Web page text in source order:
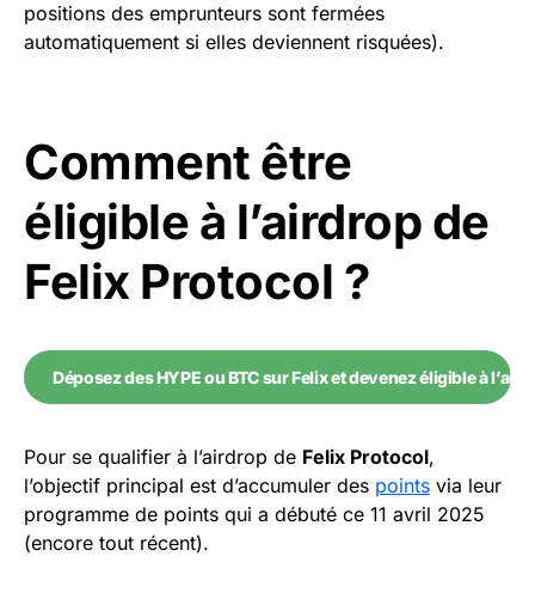
positions des emprunteurs sont fermées
automatiquement si elles deviennent risquées).
Comment être
éligible à l’airdrop de
Felix Protocol ?
Déposez des HYPE ou BTC sur Felix et devenez éligible à
Pour se qualifier à l’airdrop de Felix Protocol,
l’objectif principal est d’accumuler des points via leur
programme de points qui a débuté ce 11 avril 2025
(encore tout récent).